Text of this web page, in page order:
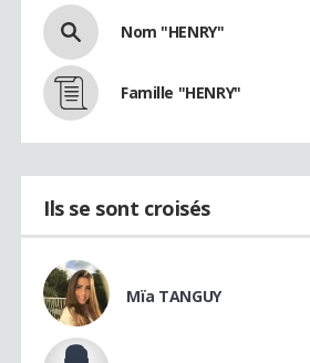
Nom "HENRY"
Famille "HENRY"
Ils se sont croisés
Mïa TANGUY